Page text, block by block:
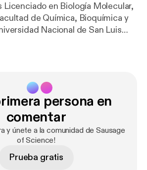
Licenciado en Biología Molecular,
de Química, Bioquímica y
Nacional de San Luis
de la Universidad Nacional de
la información genética y
de dieta y movilidad a partir de
humanos del Cementerio
Posteriormente realizó un
investigó acerca de la
ruinas de San Francisco de la
persona en
comentar
y únete a la comunidad de Sausage
of Science!
Prueba gratis